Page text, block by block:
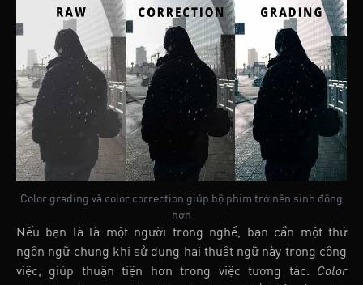
Color grading và color correction giúp bộ phim trở nên sinh động
hơn
Nếu bạn là là một người trong nghề, bạn cần một thứ
ngôn ngữ chung khi sử dụng hai thuật ngữ này trong công
việc, giúp thuận tiện hơn trong việc tương tác. Color